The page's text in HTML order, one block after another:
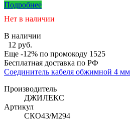
Подробнее
Нет в наличии
В наличии
12 руб.
Еще -12% по промокоду 1525
Бесплатная доставка по РФ
Соединитель кабеля обжимной 4
Производитель
ДЖИЛЕКС
Артикул
СКО43/М294